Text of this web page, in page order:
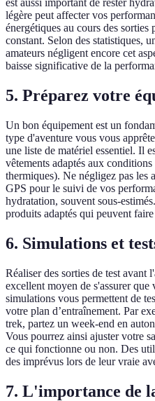
est aussi important de rester
légère peut affecter vos
énergétiques au cours des
constant. Selon des statistiques,
amateurs négligent encore cet
baisse significative de la
5. Préparez votre
Un bon équipement est un
type d'aventure vous vous
une liste de matériel essentiel. Il
vêtements adaptés aux
thermiques). Ne négligez pas les
GPS pour le suivi de vos
hydratation, souvent sous-
produits adaptés qui peuvent
6. Simulations et
Réaliser des sorties de test avant
excellent moyen de s'assurer que
simulations vous permettent de
votre plan d’entraînement. Par
trek, partez un week-end en
Vous pourrez ainsi ajuster votre
ce qui fonctionne ou non. Des
des imprévus lors de leur vraie
7. L'importance de